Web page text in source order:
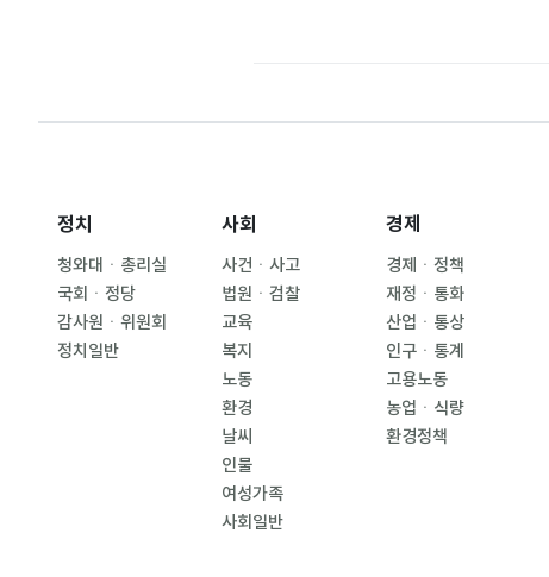
정치
청와대ㆍ총리실
국회ㆍ정당
감사원ㆍ위원회
정치일반
사회
사건ㆍ사고
법원ㆍ검찰
교육
복지
노동
환경
날씨
인물
여성가족
사회일반
경제
경제ㆍ정책
재정ㆍ통화
산업ㆍ통상
인구ㆍ통계
고용노동
농업ㆍ식량
환경정책